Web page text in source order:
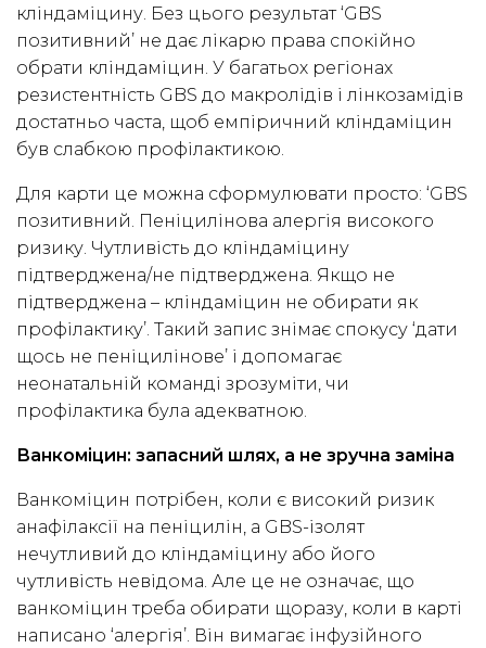
кліндаміцину. Без цього результат ‘GBS
позитивний’ не дає лікарю права спокійно
обрати кліндаміцин. У багатьох регіонах
резистентність GBS до макролідів і лінкозамідів
достатньо часта, щоб емпіричний кліндаміцин
був слабкою профілактикою.
Для карти це можна сформулювати просто: ‘GBS
позитивний. Пеніцилінова алергія високого
ризику. Чутливість до кліндаміцину
підтверджена/не підтверджена. Якщо не
підтверджена – кліндаміцин не обирати як
профілактику’. Такий запис знімає спокусу ‘дати
щось не пеніцилінове’ і допомагає
неонатальній команді зрозуміти, чи
профілактика була адекватною.
Ванкоміцин: запасний шлях, а не зручна заміна
Ванкоміцин потрібен, коли є високий ризик
анафілаксії на пеніцилін, а GBS-ізолят
нечутливий до кліндаміцину або його
чутливість невідома. Але це не означає, що
ванкоміцин треба обирати щоразу, коли в карті
написано ‘алергія’. Він вимагає інфузійного